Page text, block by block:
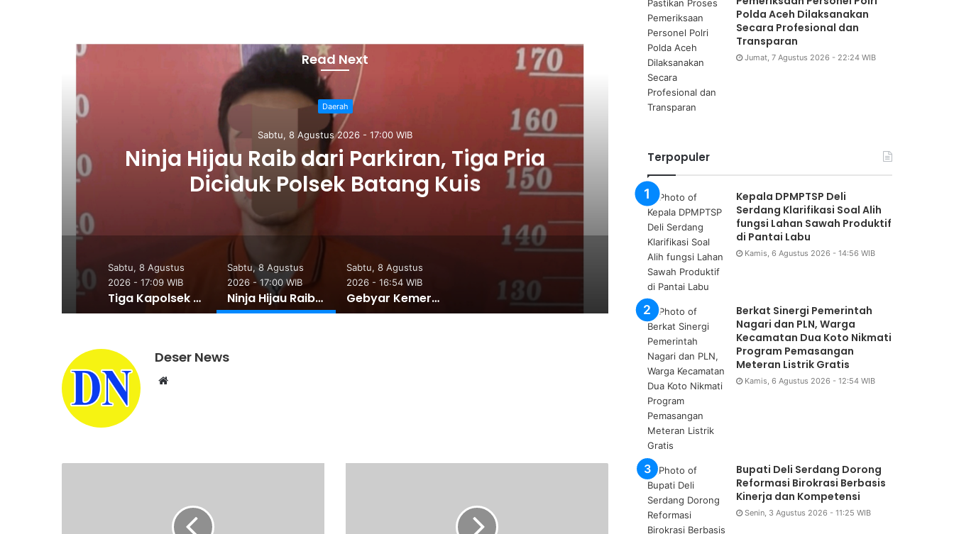
Read Next
Daerah
Sabtu, 8 Agustus 2026 - 17:00 WIB
Ninja Hijau Raib dari Parkiran, Tiga Pria
Diciduk Polsek Batang Kuis
Gebyar Kemerdekaan,
Pertandingan Cabor
Sabtu, 8 Agustus
2026 - 17:09 WIB
Tiga Kapolsek Polresta Deli Serdang Bergeser, Sejumlah Perwira Dapat Jabatan Baru
Sabtu, 8 Agustus
2026 - 17:00 WIB
Ninja Hijau Raib dari Parkiran, Tiga Pria Diciduk Polsek Batang Kuis
Sabtu, 8 Agustus
2026 - 16:54 WIB
Gebyar Kemerdekaan, 240 Atlet Ikuti Pertandingan Cabor Renang
Deser News
Polda Aceh Dilaksanakan
Secara Profesional dan
Transparan
Jumat, 7 Agustus 2026 - 22:24 WIB
Terpopuler
Kepala DPMPTSP Deli
Serdang Klarifikasi Soal Alih
fungsi Lahan Sawah Produktif
di Pantai Labu
Kamis, 6 Agustus 2026 - 14:56 WIB
Berkat Sinergi Pemerintah
Nagari dan PLN, Warga
Kecamatan Dua Koto Nikmati
Program Pemasangan
Meteran Listrik Gratis
Kamis, 6 Agustus 2026 - 12:54 WIB
Bupati Deli Serdang Dorong
Reformasi Birokrasi Berbasis
Kinerja dan Kompetensi
Senin, 3 Agustus 2026 - 11:25 WIB